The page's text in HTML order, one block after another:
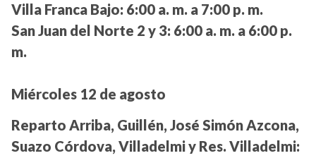
Villa Franca Bajo: 6:00 a. m. a 7:00 p. m.
San Juan del Norte 2 y 3: 6:00 a. m. a 6:00 p.
m.
Miércoles 12 de agosto
Reparto Arriba, Guillén, José Simón Azcona,
Suazo Córdova, Villadelmi y Res. Villadelmi: